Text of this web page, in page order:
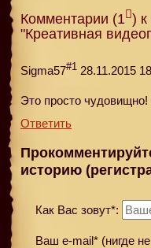
Комментарии (1 ) к
"Креативная
Sigma57#1 28.11.2015
Это просто чудовищно!
Ответить
историю
Как Вас зовут*:
Ваш e-mail* (нигде